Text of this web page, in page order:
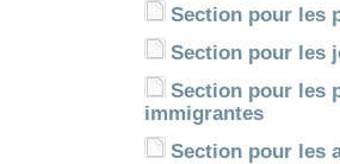
Section pour les
Section pour les
Section pour les
immigrantes
Section pour les